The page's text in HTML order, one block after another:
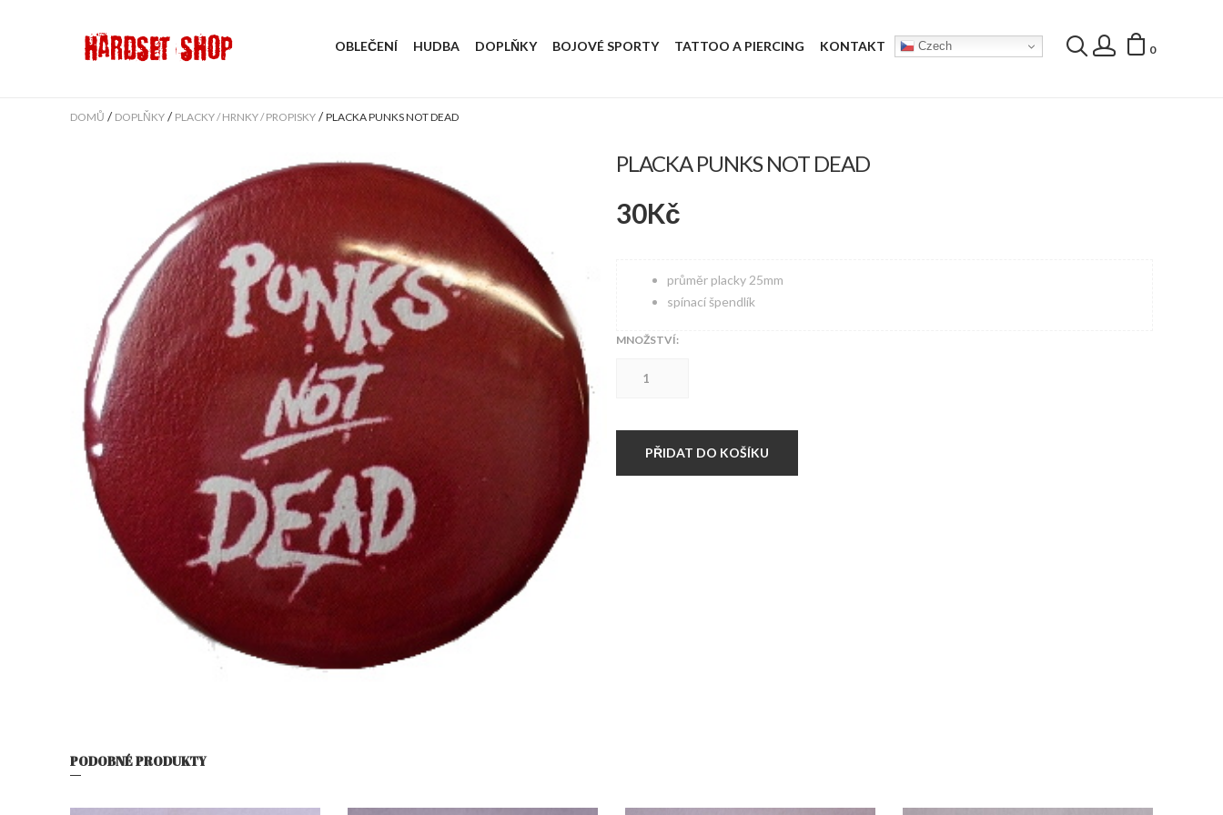
OBLEČENÍ HUDBA DOPLŇKY BOJOVÉ SPORTY TATTOO A PIERCING KONTAKT Czech 0
DOMŮ / DOPLŇKY / PLACKY / HRNKY / PROPISKY /PLACKA PUNKS NOT DEAD
PLACKA PUNKS NOT DEAD
30Kč
průměr placky 25mm
spínací špendlík
MNOŽSTVÍ:
PUNKS
množství
PŘIDAT DO KOŠÍKU
PODOBNÉ PRODUKTY